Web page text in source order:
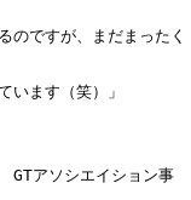
のですが、まだまったく
います（笑）」
ョン事